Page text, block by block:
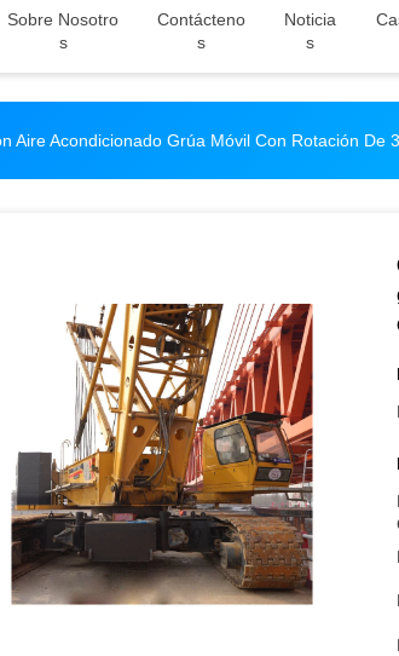
Sobre Nosotro
S
Contácteno
S
Noticia
S
Aire Acondicionado Grúa Móvil Con Rotación